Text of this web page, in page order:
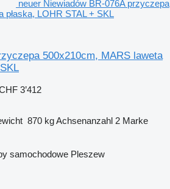
neuer Niewiadów BR-076A przyczepa
LOHR STAL + SKL
500x210cm, MARS laweta
3’412
870 kgAchsenanzahl 2 Marke
samochodowe Pleszew